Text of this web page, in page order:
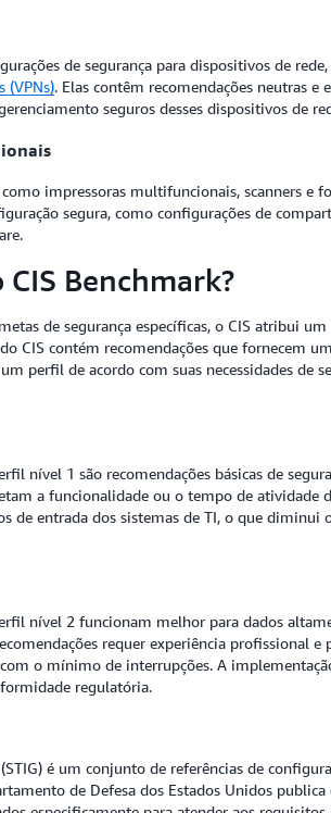
de segurança para dispositivos de
(VPNs). Elas contêm recomendações neutras e
seguros desses dispositivos de
impressoras multifuncionais, scanners e
segura, como configurações de
Benchmark?
de segurança específicas, o CIS atribui
CIS contém recomendações que fornecem
perfil de acordo com suas necessidades de
nível 1 são recomendações básicas de
a funcionalidade ou o tempo de atividade
de entrada dos sistemas de TI, o que diminui
nível 2 funcionam melhor para dados
requer experiência profissional e
o mínimo de interrupções. A
regulatória.
é um conjunto de referências de
de Defesa dos Estados Unidos publica